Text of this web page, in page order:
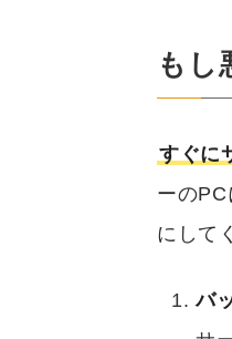
もし
すぐに
ーの
にして
バ